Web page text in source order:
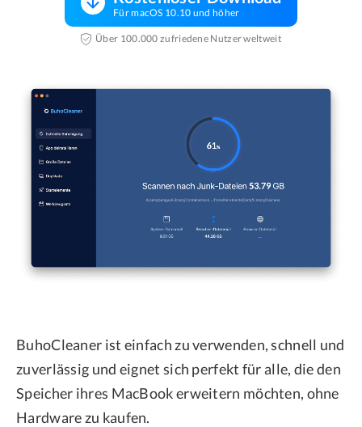
Für macOS 10.10 und höher
Über 100.000 zufriedene Nutzer weltweit
BuhoCleaner ist einfach zu verwenden, schnell und
zuverlässig und eignet sich perfekt für alle, die den
Speicher ihres MacBook erweitern möchten, ohne
Hardware zu kaufen.